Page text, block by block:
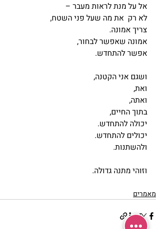
אל על מנת לראות מעבר –
לא רק  את מה שעל פני השטח,
צריך אמונה.
אמונה שאפשר לבחור,
אפשר להתחדש.
ושגם אני הקטנה,
ואת,
ואתה,
בתוך החיים,
יכולה להתחדש.
יכולים להתחדש.
ולהשתנות.
וזוהי מתנה גדולה.
מאמרים